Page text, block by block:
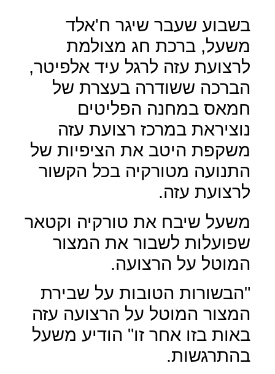
בשבוע שעבר שיגר ח'אלד
משעל, ברכת חג מצולמת
לרצועת עזה לרגל עיד אלפיטר,
הברכה ששודרה בעצרת של
חמאס במחנה הפליטים
נוציראת במרכז רצועת עזה
משקפת היטב את הציפיות של
התנועה מטורקיה בכל הקשור
לרצועת עזה.
משעל שיבח את טורקיה וקטאר
שפועלות לשבור את המצור
המוטל על הרצועה.
"הבשורות הטובות על שבירת
המצור המוטל על הרצועה עזה
באות בזו אחר זו" הודיע משעל
בהתרגשות.